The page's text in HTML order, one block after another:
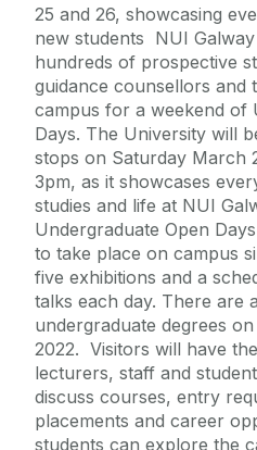
25 and 26, showcasing
new students NUI
hundreds of prospective
guidance counsellors and
campus for a weekend of
Days. The University will
stops on Saturday March
3pm, as it showcases
studies and life at NUI
Undergraduate Open
to take place on campus
five exhibitions and a
talks each day. There are
undergraduate degrees
2022. Visitors will have
lecturers, staff and
discuss courses, entry
placements and career
students can explore the